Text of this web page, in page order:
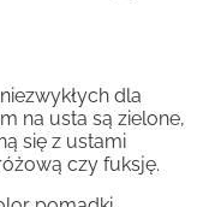
dla
na usta są zielone,
się z ustami
czy fuksję.